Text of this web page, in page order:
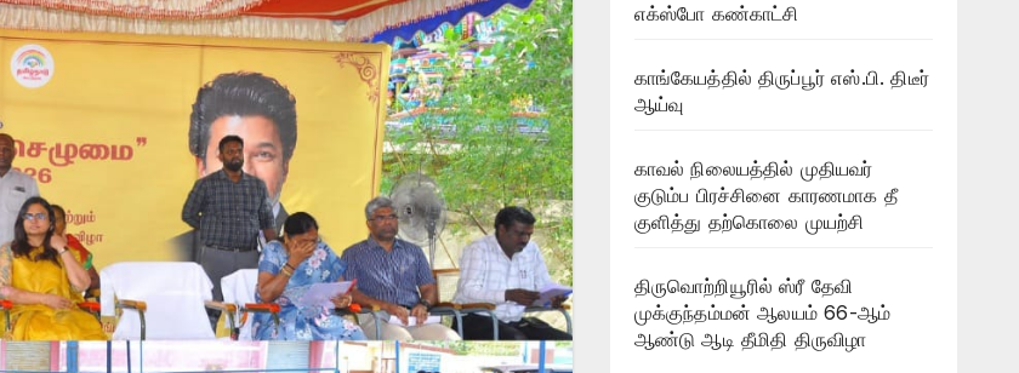
எக்ஸ்போ கண்காட்சி
காங்கேயத்தில் திருப்பூர் எஸ்.பி. திடீர்
ஆய்வு
காவல் நிலையத்தில் முதியவர்
குடும்ப பிரச்சினை காரணமாக தீ
குளித்து தற்கொலை முயற்சி
திருவொற்றியூரில் ஸ்ரீ தேவி
முக்குந்தம்மன் ஆலயம் 66-ஆம்
ஆண்டு ஆடி தீமிதி திருவிழா